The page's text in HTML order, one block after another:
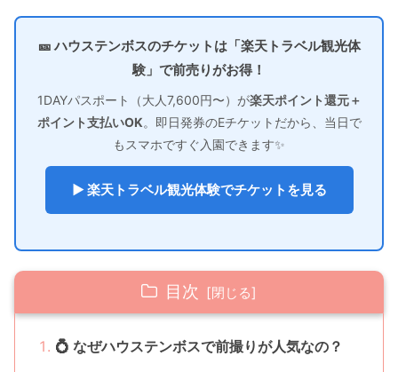
🎫 ハウステンボスのチケットは「楽天トラベル観光体
験」で前売りがお得！
1DAYパスポート（大人7,600円〜）が楽天ポイント還元＋
ポイント支払いOK。即日発券のEチケットだから、当日で
もスマホですぐ入園できます✨
▶ 楽天トラベル観光体験でチケットを見る
目次
💍 なぜハウステンボスで前撮りが人気なの？